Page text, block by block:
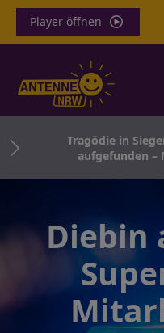
Player öffnen
Tragödie in
aufgefunden –
Diebin